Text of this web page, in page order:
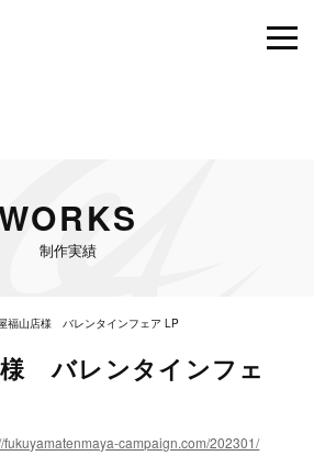
制作実績
福山店様 バレンタインフェア LP
バレンタインフェ
fukuyamatenmaya-campaign.com/202301/